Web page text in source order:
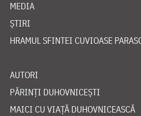
MEDIA
ȘTIRI
HRAMUL SFINTEI CUVIOASE
AUTORI
PĂRINȚI DUHOVNICEȘTI
MAICI CU VIAȚĂ DUHOVNICEASCĂ